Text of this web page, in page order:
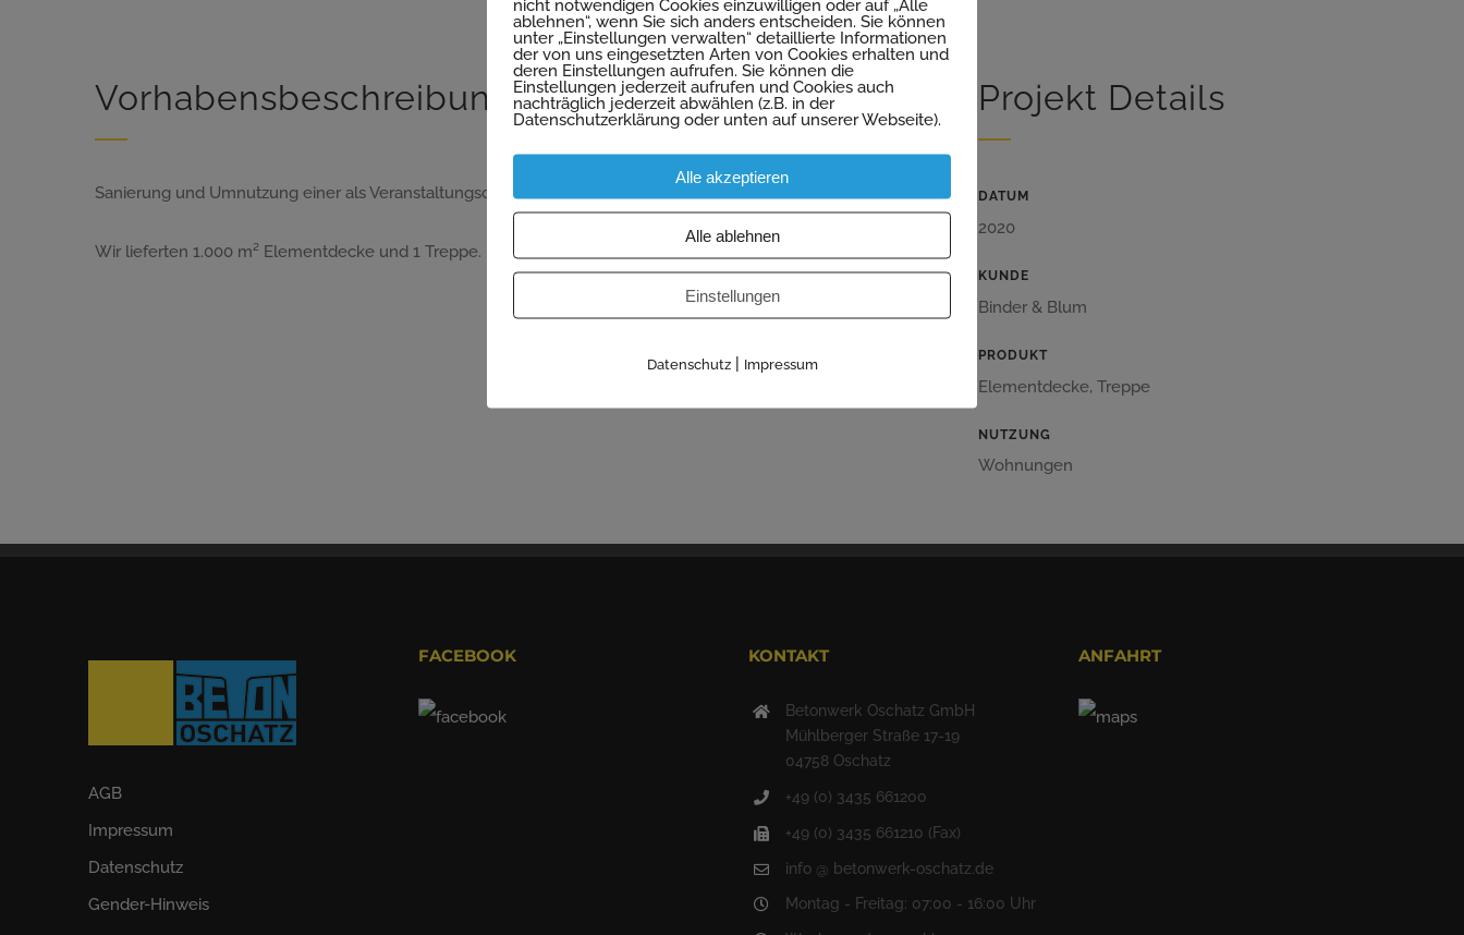
Vorhabensbeschreibung
Sanierung und Umnutzung einer als Veranstaltungsort genutzten Farbenfabrik zu einer Wohnanlage.
Wir lieferten 1.000 m² Elementdecke und 1 Treppe.
Projekt Details
DATUM
2020
KUNDE
Binder & Blum
PRODUKT
Elementdecke, Treppe
NUTZUNG
Wohnungen
AGB
Impressum
Datenschutz
Gender-Hinweis
FACEBOOK KONTAKT
Betonwerk Oschatz GmbH
Mühlberger Straße 17-19
04758 Oschatz
+49 (0) 3435 661200
+49 (0) 3435 661210 (Fax)
info @ betonwerk-oschatz.de
Montag - Freitag: 07:00 - 16:00 Uhr
ANFAHRT
nicht notwendigen Cookies einzuwilligen oder auf „Alle
ablehnen“, wenn Sie sich anders entscheiden. Sie können
unter „Einstellungen verwalten“ detaillierte Informationen
der von uns eingesetzten Arten von Cookies erhalten und
deren Einstellungen aufrufen. Sie können die
Einstellungen jederzeit aufrufen und Cookies auch
nachträglich jederzeit abwählen (z.B. in der
Datenschutzerklärung oder unten auf unserer Webseite).
Alle akzeptieren
Alle ablehnen
Einstellungen
Datenschutz| Impressum